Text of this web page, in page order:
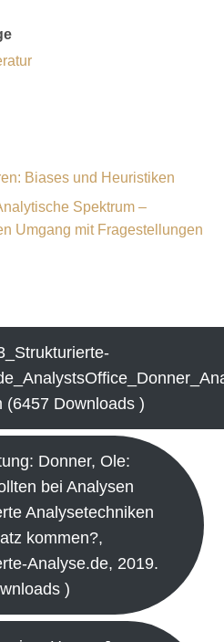
Biases und Heuristiken
Spektrum –
Umgang mit Fragestellungen
(6457 Downloads )
Donner, Ole:
bei Analysen
Analysetechniken
kommen?,
Analyse.de, 2019.
)